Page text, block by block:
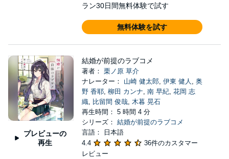
ラン30日間無料体験で試す
無料体験を試す
プレビューの
再生
結婚が前提のラブコメ
著者： 栗ノ原 草介
ナレーター： 山崎 健太郎, 伊東 健人 , 奥
野 香耶, 柳田 カンナ, 南 早紀, 花岡 志
織, 比留間 俊哉, 木暮 晃石
再生時間： 5 時間 4 分
シリーズ： 結婚が前提のラブコメ
言語： 日本語
4.4
36件のカスタマー
レビュー